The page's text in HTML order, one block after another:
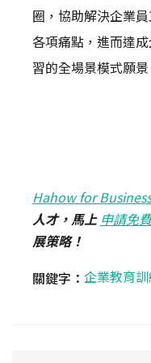
圈，協助解決企業
各項痛點，進而達
習的全場景模式願景
Hahow for Business
人才，馬上 申請免
展策略！
關鍵字： 企業教育